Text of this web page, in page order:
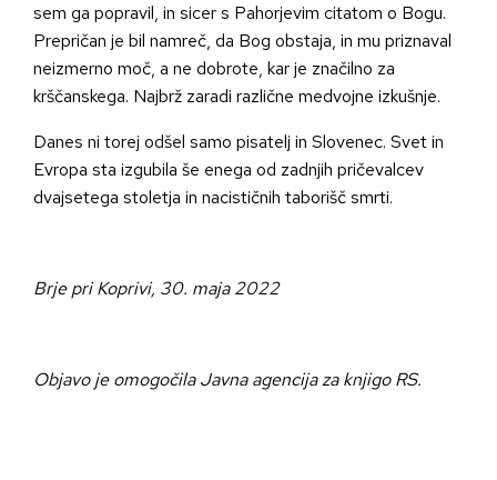
sem ga popravil, in sicer s Pahorjevim citatom o Bogu.
Prepričan je bil namreč, da Bog obstaja, in mu priznaval
neizmerno moč, a ne dobrote, kar je značilno za
krščanskega. Najbrž zaradi različne medvojne izkušnje.
Danes ni torej odšel samo pisatelj in Slovenec. Svet in
Evropa sta izgubila še enega od zadnjih pričevalcev
dvajsetega stoletja in nacističnih taborišč smrti.
Brje pri Koprivi, 30. maja 2022
Objavo je omogočila Javna agencija za knjigo RS.